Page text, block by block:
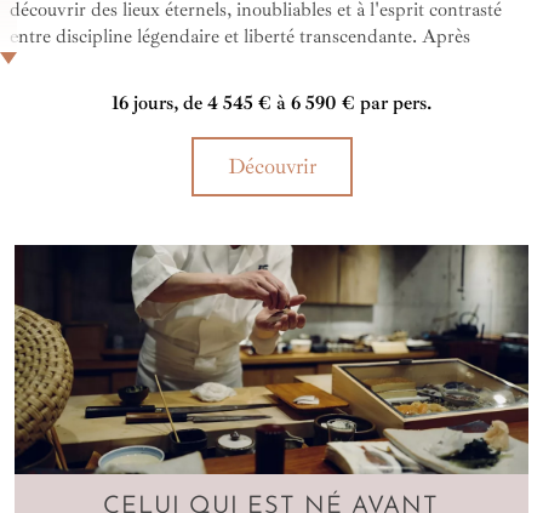
découvrir des lieux éternels, inoubliables et à l'esprit contrasté
entre discipline légendaire et liberté transcendante. Après
l'effervescence des cités urbaines grandioses, peut-être apercevrez-
vous la silhouette furtive d'une geisha flânant entre les bambous
des fôrets verdoyantes qui habillent les montagnes alentours...
Nul doute que vous serez ici "Lost in Translation"...
16 jours, de 4 545 € à 6 590 € par pers.
Découvrir
CELUI QUI EST NÉ AVANT